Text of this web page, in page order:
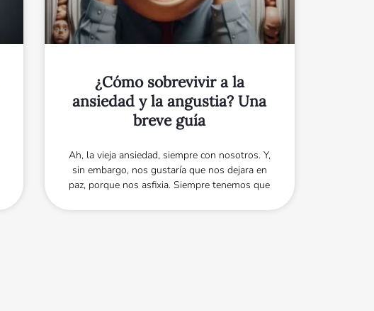
¿Cómo sobrevivir a la
ansiedad y la angustia? Una
breve guía
Ah, la vieja ansiedad, siempre con nosotros. Y,
sin embargo, nos gustaría que nos dejara en
paz, porque nos asfixia. Siempre tenemos que